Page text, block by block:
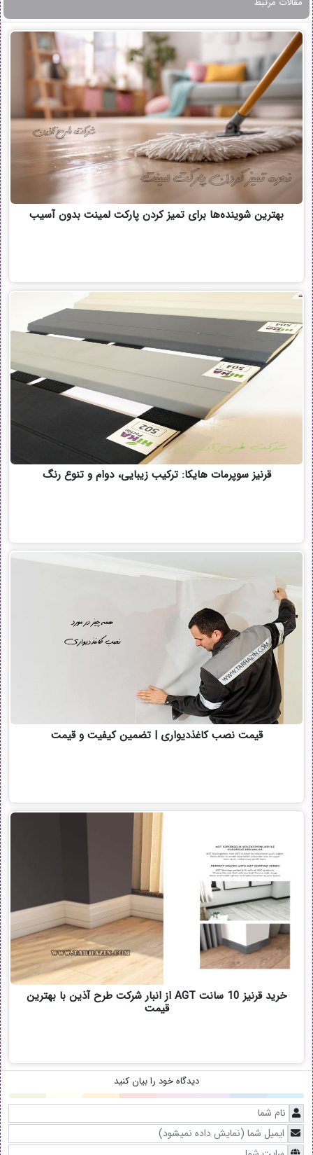
بهترین شوینده‌ها برای تمیز کردن پارکت لمینت بدون آسیب
قرنیز سوپرمات هایکا: ترکیب زیبایی، دوام و تنوع رنگ
قیمت نصب کاغذدیواری | تضمین کیفیت و قیمت
خرید قرنیز 10 سانت AGT از انبار شرکت طرح آذین با بهترین
قیمت
دیدگاه خود را بیان کنید